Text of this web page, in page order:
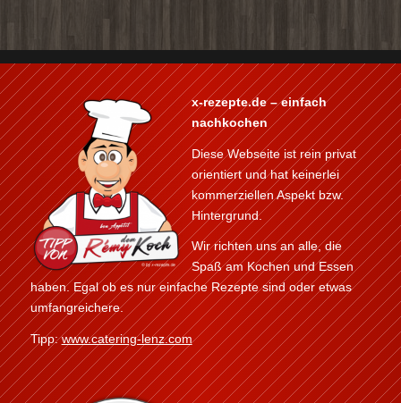
x-rezepte.de – einfach
nachkochen
Diese Webseite ist rein privat
orientiert und hat keinerlei
kommerziellen Aspekt bzw.
Hintergrund.
Wir richten uns an alle, die
Spaß am Kochen und Essen
haben. Egal ob es nur einfache Rezepte sind oder etwas
umfangreichere.
Tipp:www.catering-lenz.com